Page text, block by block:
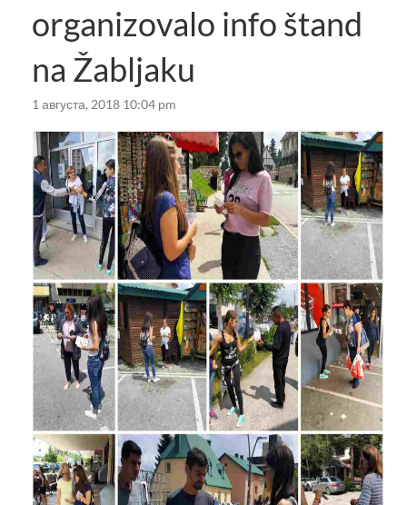
organizovalo info štand
na Žabljaku
1 августа, 2018 10:04 pm